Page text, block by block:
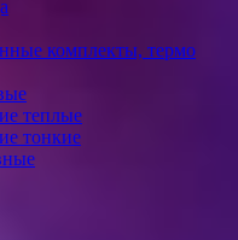
комплекты, термо
теплые
тонкие